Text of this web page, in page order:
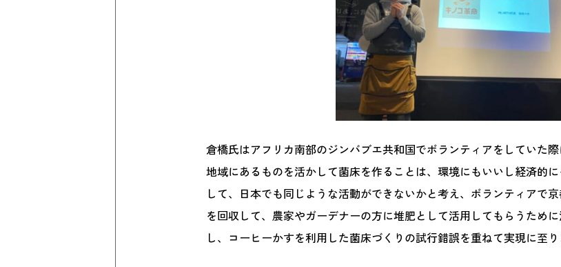
倉橋氏はアフリカ南部のジンバブエ共和国でボランティアをしていた際
地域にあるものを活かして菌床を作ることは、環境にもいいし経済的
して、日本でも同じような活動ができないかと考え、ボランティアで
を回収して、農家やガーデナーの方に堆肥として活用してもらうため
し、コーヒーかすを利用した菌床づくりの試行錯誤を重ねて実現に至り